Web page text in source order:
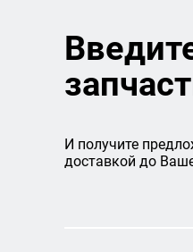
И получите
доставкой до